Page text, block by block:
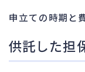
申立ての時期と
供託した担